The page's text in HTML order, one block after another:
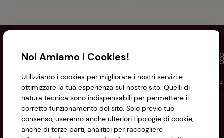
Conad Spesa online Assicurazioni Viaggi
Informazioni
Noi Amiamo i Cookies!
Utilizziamo i cookies per migliorare i nostri servizi e
ottimizzare la tua esperienza sul nostro sito. Quelli di
natura tecnica sono indispensabili per permettere il
corretto funzionamento del sito. Solo previo tuo
consenso, useremo anche ulteriori tipologie di cookie,
anche di terze parti, analitici per raccogliere